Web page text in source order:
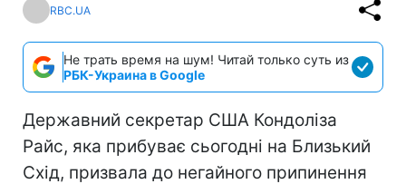
RBC.UA
Не трать время на шум! Читай только суть из
РБК-Украина в Google
Державний секретар США Кондоліза
Райс, яка прибуває сьогодні на Близький
Схід, призвала до негайного припинення